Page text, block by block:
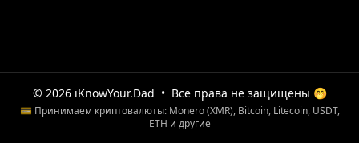
© 2026 iKnowYour.Dad • Все права не защищены 🤭
💳 Принимаем криптовалюты: Monero (XMR), Bitcoin, Litecoin, USDT,
ETH и другие